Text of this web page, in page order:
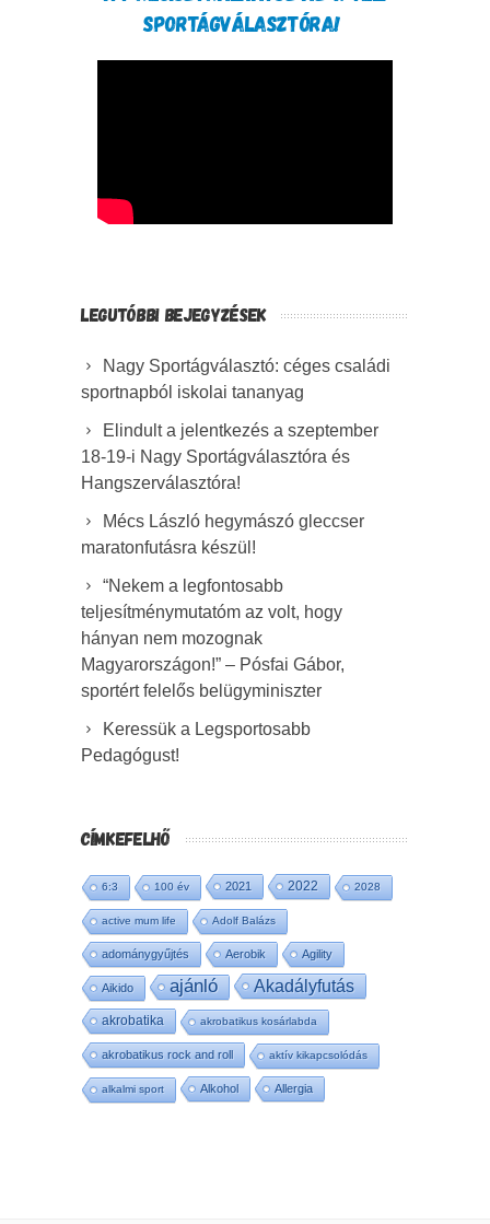
SPORTÁGVÁLASZTÓRA!
LEGUTÓBBI BEJEGYZÉSEK
Nagy Sportágválasztó: céges családi
sportnapból iskolai tananyag
Elindult a jelentkezés a szeptember
18-19-i Nagy Sportágválasztóra és
Hangszerválasztóra!
Mécs László hegymászó gleccser
maratonfutásra készül!
“Nekem a legfontosabb
teljesítménymutatóm az volt, hogy
hányan nem mozognak
Magyarországon!” – Pósfai Gábor,
sportért felelős belügyminiszter
Keressük a Legsportosabb
Pedagógust!
CÍMKEFELHŐ
6:3 100 év 2021 2022 2028
active mum life Adolf Balázs
adománygyűjtés Aerobik Agility
Aikido ajánló Akadályfutás
akrobatika akrobatikus kosárlabda
akrobatikus rock and roll aktív kikapcsolódás
alkalmi sport Alkohol Allergia